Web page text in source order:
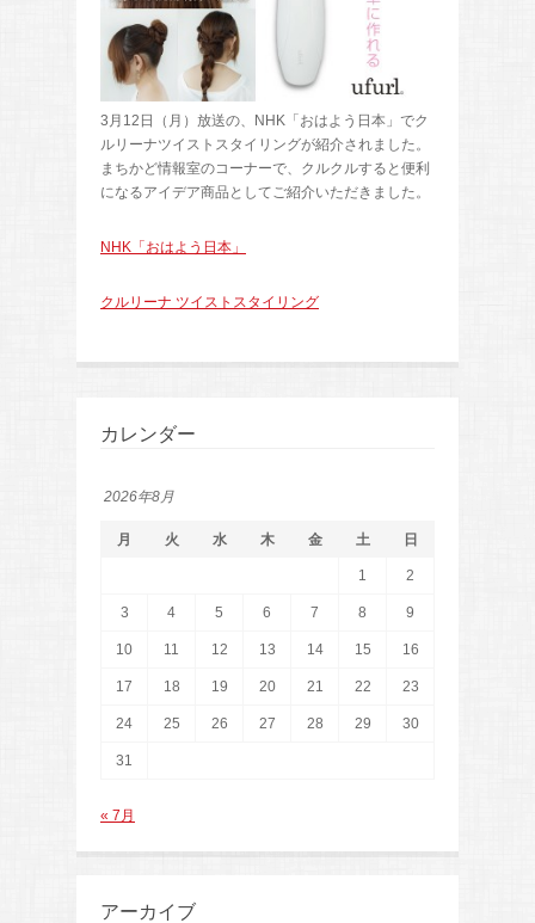
3月12日（月）放送の、NHK「おはよう日本」でク
ルリーナツイストスタイリングが紹介されました。
まちかど情報室のコーナーで、クルクルすると便利
になるアイデア商品としてご紹介いただきました。
NHK「おはよう日本」
クルリーナ ツイストスタイリング
カレンダー
2026年8月
月 火 水 木 金 土 日
1 2
3 4 5 6 7 8 9
10 11 12 13 14 15 16
17 18 19 20 21 22 23
24 25 26 27 28 29 30
31
« 7月
アーカイブ